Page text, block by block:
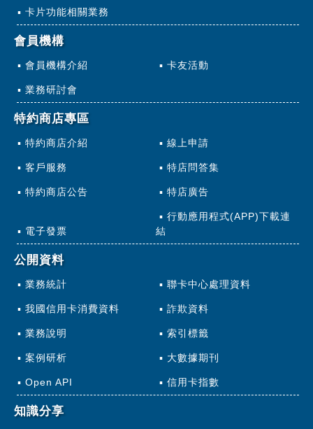
卡片功能相關業務
會員機構
會員機構介紹 卡友活動
業務研討會
特約商店專區
特約商店介紹 線上申請
客戶服務 特店問答集
特約商店公告 特店廣告
電子發票
行動應用程式(APP)下載連
結
公開資料
業務統計 聯卡中心處理資料
我國信用卡消費資料 詐欺資料
業務說明 索引標籤
案例研析 大數據期刊
Open API 信用卡指數
知識分享